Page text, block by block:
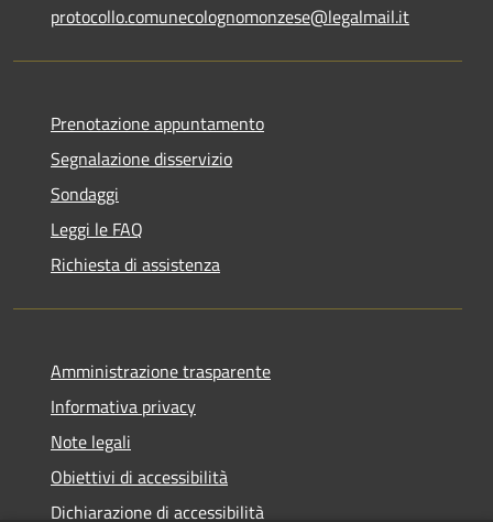
protocollo.comunecolognomonzese@legalmail.it
Prenotazione appuntamento
Segnalazione disservizio
Sondaggi
Leggi le FAQ
Richiesta di assistenza
Amministrazione trasparente
Informativa privacy
Note legali
Obiettivi di accessibilità
Dichiarazione di accessibilità